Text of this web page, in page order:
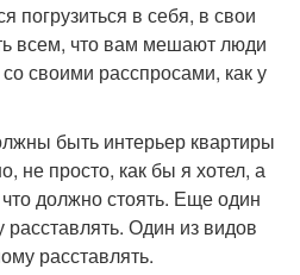
погрузиться в себя, в свои
всем, что вам мешают люди
своими расспросами, как у
быть интерьер квартиры
не просто, как бы я хотел, а
должно стоять. Еще один
Один из видов
расставлять.